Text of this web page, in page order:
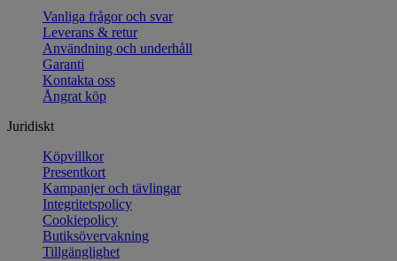
Vanliga frågor och svar
Leverans & retur
Användning och underhåll
Garanti
Kontakta oss
Ångrat köp
Juridiskt
Köpvillkor
Presentkort
Kampanjer och tävlingar
Integritetspolicy
Cookiepolicy
Butiksövervakning
Tillgänglighet